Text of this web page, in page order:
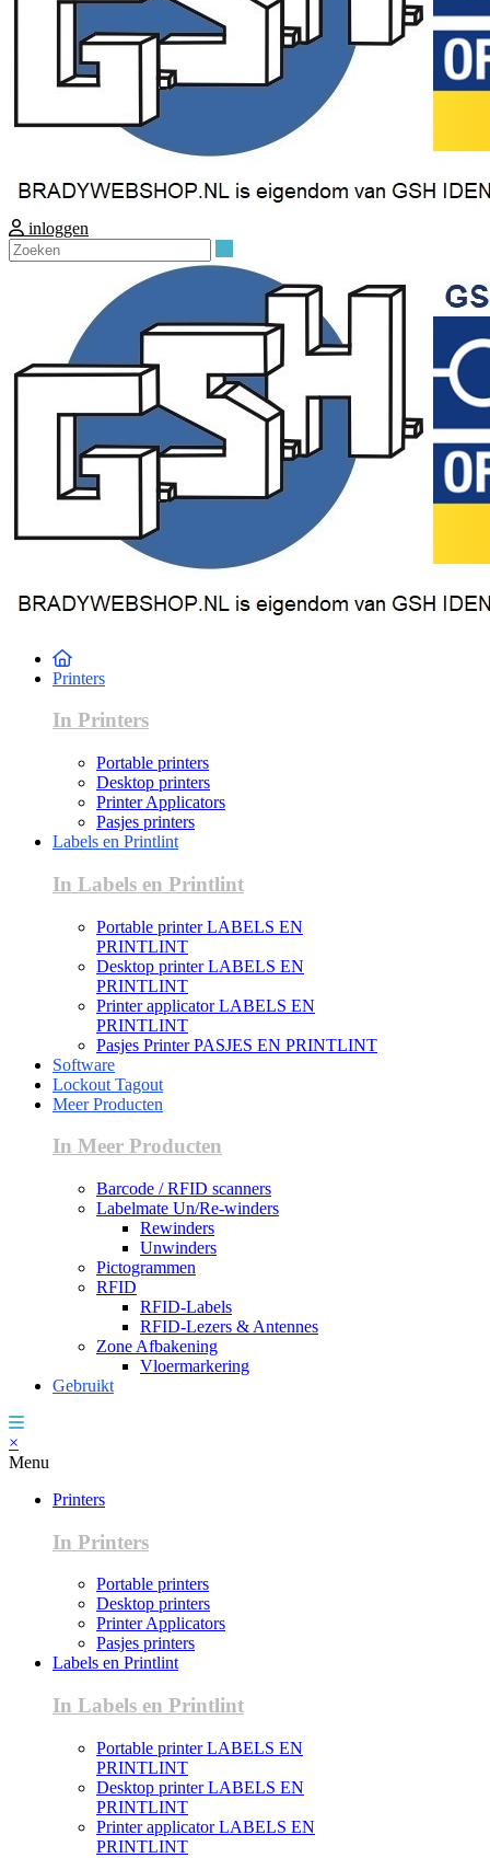
inloggen
Printers
In Printers
Portable printers
Desktop printers
Printer Applicators
Pasjes printers
Labels en Printlint
In Labels en Printlint
Portable printer LABELS EN
PRINTLINT
Desktop printer LABELS EN
PRINTLINT
Printer applicator LABELS EN
PRINTLINT
Pasjes Printer PASJES EN PRINTLINT
Software
Lockout Tagout
Meer Producten
In Meer Producten
Barcode / RFID scanners
Labelmate Un/Re-winders
Rewinders
Unwinders
Pictogrammen
RFID
RFID-Labels
RFID-Lezers & Antennes
Zone Afbakening
Vloermarkering
Gebruikt
×
Menu
Printers
In Printers
Portable printers
Desktop printers
Printer Applicators
Pasjes printers
Labels en Printlint
In Labels en Printlint
Portable printer LABELS EN
PRINTLINT
Desktop printer LABELS EN
PRINTLINT
Printer applicator LABELS EN
PRINTLINT